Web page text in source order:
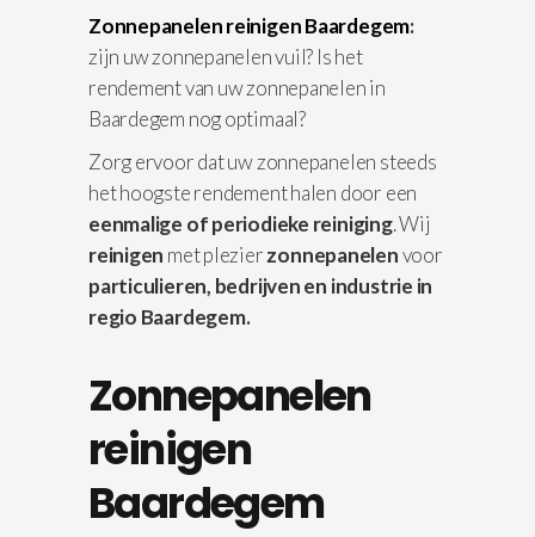
Zonnepanelen reinigen Baardegem:
zijn uw zonnepanelen vuil? Is het
rendement van uw zonnepanelen in
Baardegem nog optimaal?
Zorg ervoor dat uw zonnepanelen steeds
het hoogste rendement halen door een
eenmalige of periodieke reiniging. Wij
reinigen met plezierzonnepanelenvoor
particulieren, bedrijven en industrie in
regio Baardegem.
Zonnepanelen
reinigen
Baardegem